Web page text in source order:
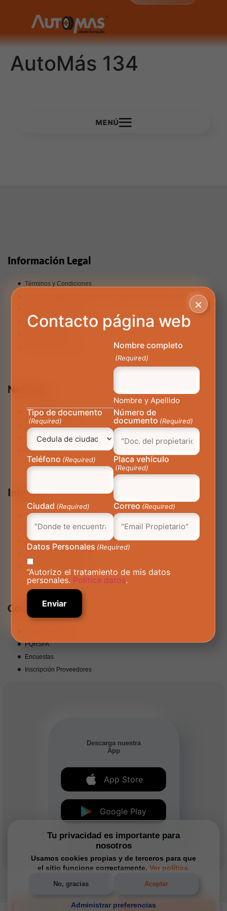
Tu privacidad es importante para
nosotros
Usamos cookies propias y de terceros para que
el sitio funcione correctamente. Ver política.
Administrar preferencias
No, gracias Aceptar
AutoMás 134
Información Legal
Términos y Condiciones
Aviso de privacidad y política de tratamiento de datos personales
Línea Ética AutoMás
Nosotros
Nuestra Empresa
Trabaja con Nosotros
Corporativo
Manual Gráfico
Intranet
SIGA
Cuponera
Requerimientos Internos
Hallazgos Infraestructura
Contáctanos
PQRSFA
Encuestas
Inscripción Proveedores
Descarga nuestra
App
App Store
Google Play
MENÚ
×
Contacto página web
Nombre completo
(Required)
Nombre y Apellido
Tipo de documento
(Required)
Número de
documento (Required)
Teléfono (Required) Placa vehículo
(Required)
Ciudad (Required) Correo (Required)
Datos Personales (Required)
“Autorizo el tratamiento de mis datos
personales. Politica datos.